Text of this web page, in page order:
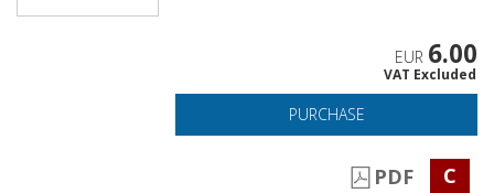
EUR 6.00
VAT Excluded
PURCHASE
PDF C